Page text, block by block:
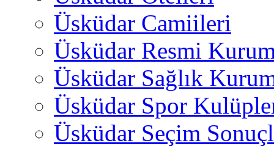
Üsküdar Camiileri
Üsküdar Resmi
Üsküdar Sağlık
Üsküdar Spor
Üsküdar Seçim